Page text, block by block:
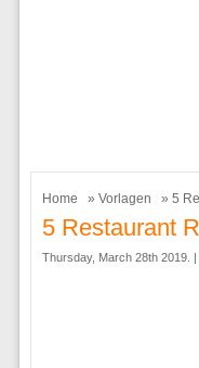
Home » Vorlagen » 5
5 Restaurant
Thursday, March 28th 2019. |